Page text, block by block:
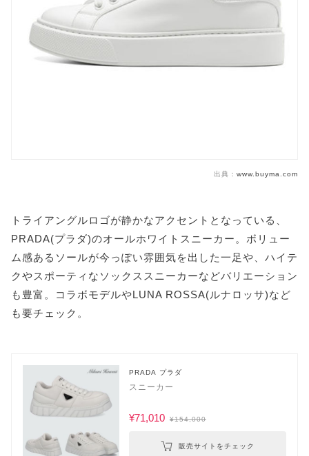
出典： www.buyma.com
トライアングルロゴが静かなアクセントとなっている、
PRADA(プラダ)のオールホワイトスニーカー。ボリュー
ム感あるソールが今っぽい雰囲気を出した一足や、ハイテ
クやスポーティなソックススニーカーなどバリエーション
も豊富。コラボモデルやLUNA ROSSA(ルナロッサ)など
も要チェック。
PRADA プラダ
スニーカー
¥71,010 ¥154,000
販売サイトをチェック